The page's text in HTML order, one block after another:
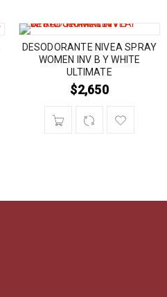
DESODORANTE NIVEA SPRAY
WOMEN INV B Y WHITE
ULTIMATE
$2,650